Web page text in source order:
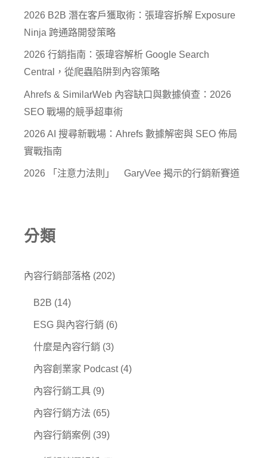
2026 B2B 潛在客戶獲取術：張瑋容拆解 Exposure
Ninja 跨通路開發策略
2026 行銷指南：張瑋容解析 Google Search
Central，從爬蟲陷阱到內容策略
Ahrefs & SimilarWeb 內容缺口與數據偵查：2026
SEO 戰場的競爭超車術
2026 AI 搜尋新戰場：Ahrefs 數據解密與 SEO 佈局
實戰指南
2026 「注意力法則」 GaryVee 揭示的行銷新賽道
分類
內容行銷部落格 (202)
B2B (14)
ESG 與內容行銷 (6)
什麼是內容行銷 (3)
內容創業家 Podcast(4)
內容行銷工具 (9)
內容行銷方法 (65)
內容行銷案例 (39)